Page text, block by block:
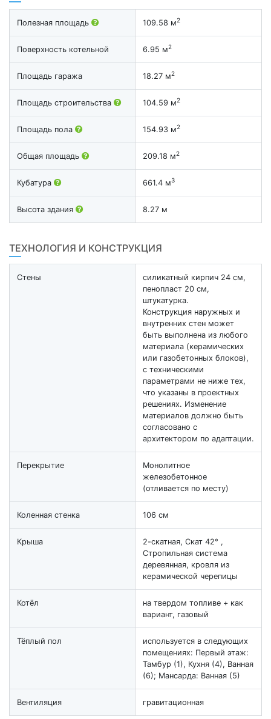
Полезная площадь 109.58 м2
Поверхность котельной 6.95 м2
Площадь гаража 18.27 м2
Площадь строительства 104.59 м2
Площадь пола 154.93 м2
Общая площадь 209.18 м2
Кубатура 661.4 м3
Высота здания 8.27 м
ТЕХНОЛОГИЯ И КОНСТРУКЦИЯ
Стены
силикатный кирпич 24 см,
пенопласт 20 см,
штукатурка.
Конструкция наружных и
внутренних стен может
быть выполнена из любого
материала (керамических
или газобетонных блоков),
с техническими
параметрами не ниже тех,
что указаны в проектных
решениях. Изменение
материалов должно быть
согласовано с
архитектором по адаптации.
Перекрытие
Монолитное
железобетонное
(отливается по месту)
Коленная стенка 106 см
Крыша
2-скатная, Скат 42° ,
Стропильная система
деревянная, кровля из
керамической черепицы
Котёл
на твердом топливе + как
вариант, газовый
Тёплый пол
используется в следующих
помещениях: Первый этаж:
Тамбур (1), Кухня (4), Ванная
(6); Мансарда: Ванная (5)
Вентиляция гравитационная